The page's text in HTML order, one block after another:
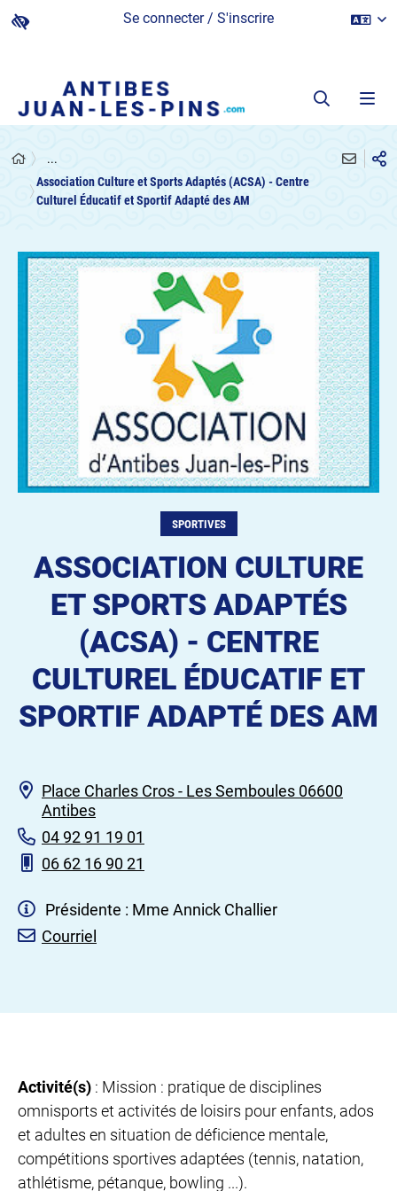
Se connecter / S'inscrire
...
Association Culture et Sports Adaptés (ACSA) - Centre
Culturel Éducatif et Sportif Adapté des AM
SPORTIVES
ASSOCIATION CULTURE
ET SPORTS ADAPTÉS
(ACSA) - CENTRE
CULTUREL ÉDUCATIF ET
SPORTIF ADAPTÉ DES AM
Place Charles Cros - Les Semboules 06600
Antibes
04 92 91 19 01
06 62 16 90 21
Présidente : Mme Annick Challier
Courriel
Activité(s) : Mission : pratique de disciplines
omnisports et activités de loisirs pour enfants, ados
et adultes en situation de déficience mentale,
compétitions sportives adaptées (tennis, natation,
athlétisme, pétanque, bowling ...).